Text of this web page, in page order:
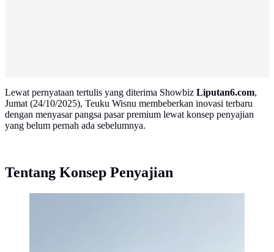
Lewat pernyataan tertulis yang diterima Showbiz Liputan6.com,
Jumat (24/10/2025), Teuku Wisnu membeberkan inovasi terbaru
dengan menyasar pangsa pasar premium lewat konsep penyajian
yang belum pernah ada sebelumnya.
Tentang Konsep Penyajian